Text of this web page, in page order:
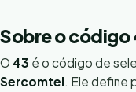
Sobre o código
O 43 é o código de
Sercomtel. Ele define